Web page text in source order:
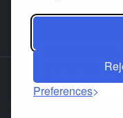
Preferences
(statements,
language in
About us